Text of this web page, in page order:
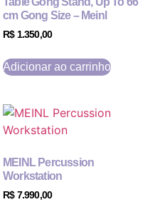
cm Gong Size – Meinl
R$1.350,00
Adicionar ao carrinho
MEINL Percussion
Workstation
R$7.990,00